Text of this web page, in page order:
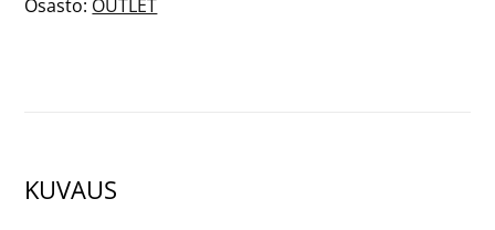
Osasto: OUTLET
KUVAUS